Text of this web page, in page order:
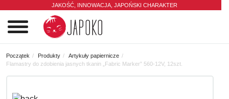
JAKOŚĆ, INNOWACJA, JAPOŃSKI CHARAKTER
Początek Produkty
Artykuły papiernicze
Flamastry do zdobienia jasnych tkanin „Fabric Marker” 560-12V, 12szt.